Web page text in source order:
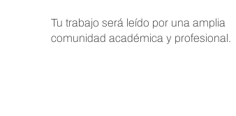
Tu trabajo será leído por una amplia
comunidad académica y profesional.